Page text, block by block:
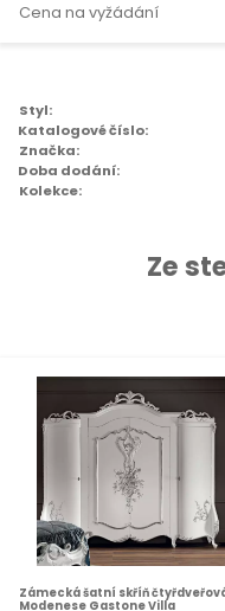
Cena na vyžádání
Styl:
Katalogové číslo:
Značka:
Doba dodání:
Kolekce:
Ze
Zámecká šatní skříň
Modenese Gastone Villa